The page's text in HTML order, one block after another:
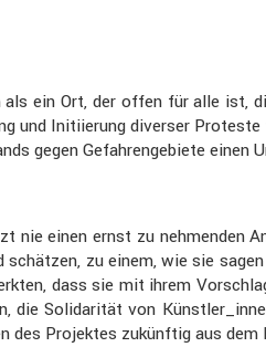
ein Ort, der offen für alle ist,
Initi­ie­rung diverser Proteste
gegen Gefah­ren­ge­biete einen
einen ernst zu
zu einem, wie sie
dass sie mit ihrem
die Solida­rität von
des Projektes zukünftig aus dem